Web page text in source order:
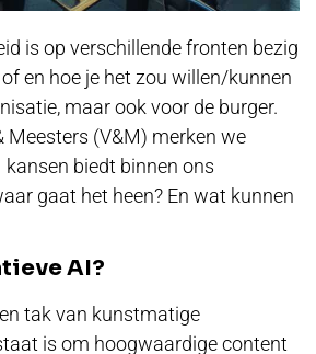
is op verschillende fronten bezig
en hoe je het zou willen/kunnen
maar ook voor de burger.
Meesters (V&M) merken we
kansen biedt binnen ons
gaat het heen? En wat kunnen
AI?
tak van kunstmatige
is om hoogwaardige content